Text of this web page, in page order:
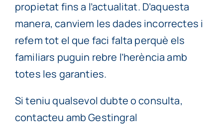
propietat fins a l’actualitat. D’aquesta
manera, canviem les dades incorrectes i
refem tot el que faci falta perquè els
familiars puguin rebre l’herència amb
totes les garanties.
Si teniu qualsevol dubte o consulta,
contacteu amb Gestingral